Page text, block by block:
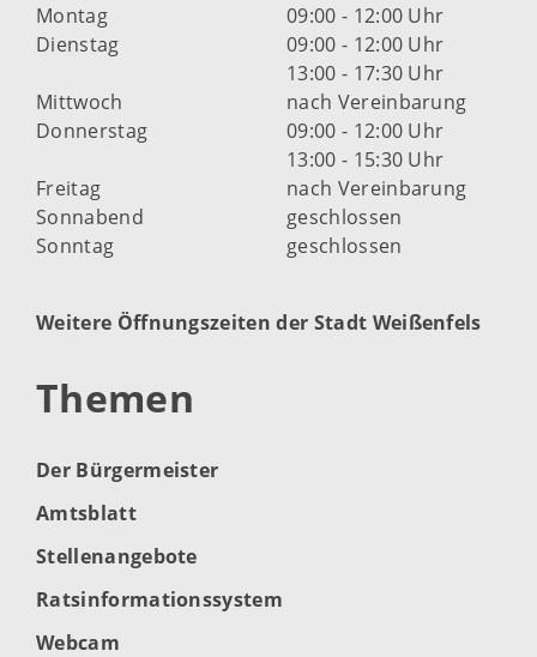
Montag
09:00 - 12:00 Uhr
Dienstag
09:00 - 12:00 Uhr
13:00 - 17:30 Uhr
Mittwoch
nach Vereinbarung
Donnerstag
09:00 - 12:00 Uhr
13:00 - 15:30 Uhr
Freitag
nach Vereinbarung
Sonnabend
geschlossen
Sonntag
geschlossen
Weitere Öffnungszeiten der Stadt Weißenfels
Themen
Der Bürgermeister
Amtsblatt
Stellenangebote
Ratsinformationssystem
Webcam